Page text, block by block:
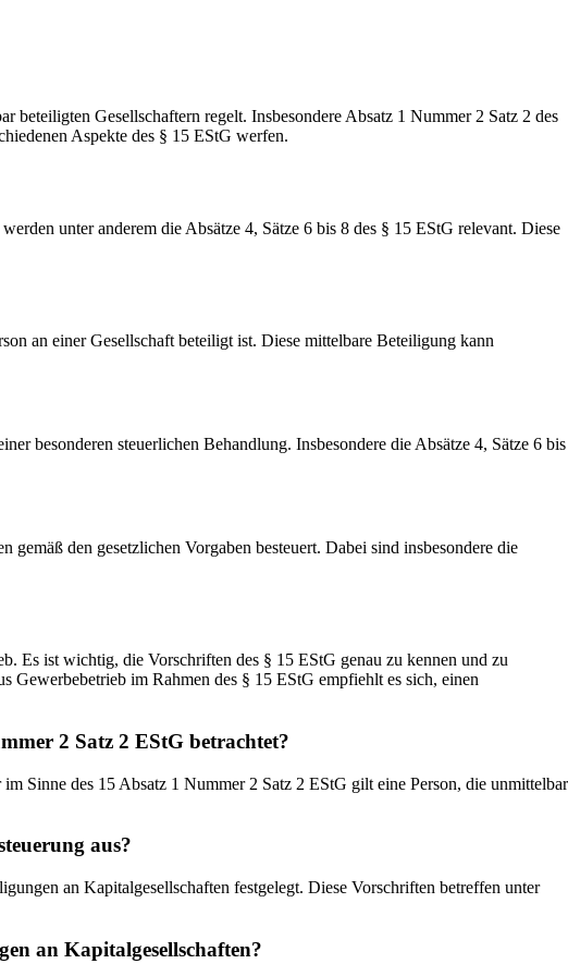
Gesellschaftern regelt. Insbesondere Absatz 1 Nummer 2 Satz 2 des
Aspekte des § 15 EStG werfen.
unter anderem die Absätze 4, Sätze 6 bis 8 des § 15 EStG relevant. Diese
an einer Gesellschaft beteiligt ist. Diese mittelbare Beteiligung kann
besonderen steuerlichen Behandlung. Insbesondere die Absätze 4, Sätze 6 bis
den gesetzlichen Vorgaben besteuert. Dabei sind insbesondere die
Es ist wichtig, die Vorschriften des § 15 EStG genau zu kennen und zu
Gewerbebetrieb im Rahmen des § 15 EStG empfiehlt es sich, einen
2 Satz 2 EStG betrachtet?
Sinne des 15 Absatz 1 Nummer 2 Satz 2 EStG gilt eine Person, die unmittelbar
aus?
an Kapitalgesellschaften festgelegt. Diese Vorschriften betreffen unter
an Kapitalgesellschaften?